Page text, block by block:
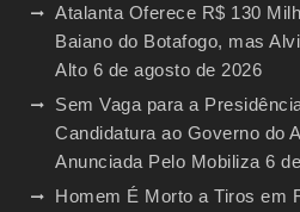
Atalanta Oferece R$ 130
Baiano do Botafogo, mas
Alto 6 de agosto de 2026
Sem Vaga para a
Candidatura ao Governo do
Anunciada Pelo Mobiliza 6
Homem É Morto a Tiros em